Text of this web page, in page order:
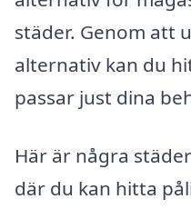
städer. Genom att
alternativ kan du
passar just dina
Här är några
där du kan hitta